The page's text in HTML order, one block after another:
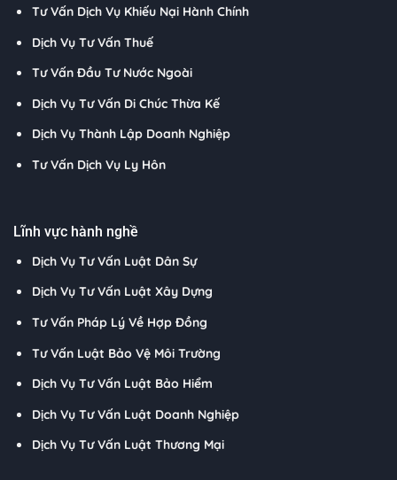
Tư Vấn Dịch Vụ Khiếu Nại Hành Chính
Dịch Vụ Tư Vấn Thuế
Tư Vấn Đầu Tư Nước Ngoài
Dịch Vụ Tư Vấn Di Chúc Thừa Kế
Dịch Vụ Thành Lập Doanh Nghiệp
Tư Vấn Dịch Vụ Ly Hôn
Lĩnh vực hành nghề
Dịch Vụ Tư Vấn Luật Dân Sự
Dịch Vụ Tư Vấn Luật Xây Dựng
Tư Vấn Pháp Lý Về Hợp Đồng
Tư Vấn Luật Bảo Vệ Môi Trường
Dịch Vụ Tư Vấn Luật Bảo Hiểm
Dịch Vụ Tư Vấn Luật Doanh Nghiệp
Dịch Vụ Tư Vấn Luật Thương Mại